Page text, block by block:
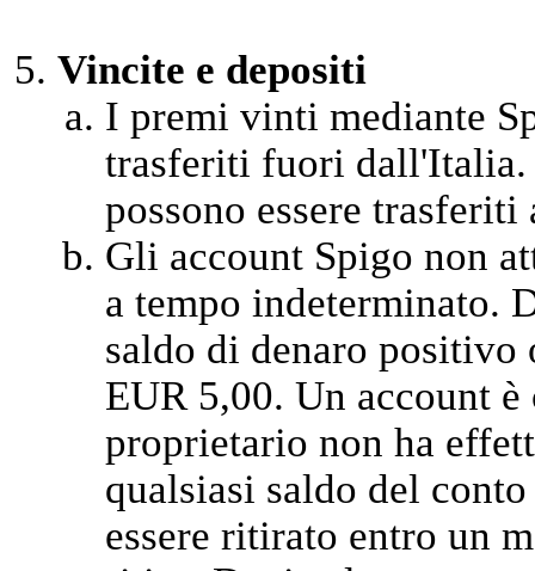
Vincite e depositi
I premi vinti mediante
trasferiti fuori dall'Italia.
possono essere
Gli account Spigo non
a tempo indeterminato.
saldo di denaro positivo
EUR 5,00. Un account
proprietario non ha
qualsiasi saldo del
essere ritirato entro un